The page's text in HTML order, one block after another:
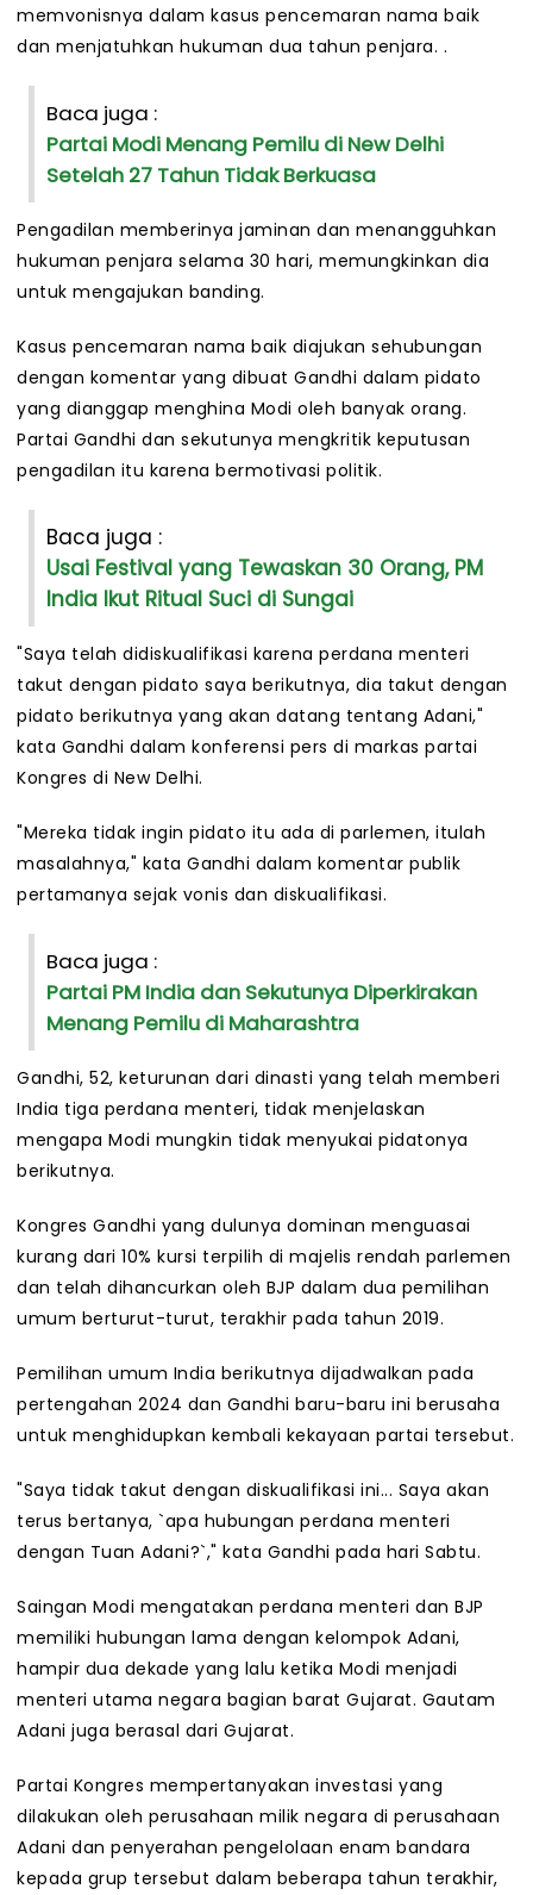
memvonisnya dalam kasus pencemaran nama baik
dan menjatuhkan hukuman dua tahun penjara. .
Baca juga :
Partai Modi Menang Pemilu di New Delhi
Setelah 27 Tahun Tidak Berkuasa
Pengadilan memberinya jaminan dan menangguhkan
hukuman penjara selama 30 hari, memungkinkan dia
untuk mengajukan banding.
Kasus pencemaran nama baik diajukan sehubungan
dengan komentar yang dibuat Gandhi dalam pidato
yang dianggap menghina Modi oleh banyak orang.
Partai Gandhi dan sekutunya mengkritik keputusan
pengadilan itu karena bermotivasi politik.
Baca juga :
Usai Festival yang Tewaskan 30 Orang, PM
India Ikut Ritual Suci di Sungai
"Saya telah didiskualifikasi karena perdana menteri
takut dengan pidato saya berikutnya, dia takut dengan
pidato berikutnya yang akan datang tentang Adani,"
kata Gandhi dalam konferensi pers di markas partai
Kongres di New Delhi.
"Mereka tidak ingin pidato itu ada di parlemen, itulah
masalahnya," kata Gandhi dalam komentar publik
pertamanya sejak vonis dan diskualifikasi.
Baca juga :
Partai PM India dan Sekutunya Diperkirakan
Menang Pemilu di Maharashtra
Gandhi, 52, keturunan dari dinasti yang telah memberi
India tiga perdana menteri, tidak menjelaskan
mengapa Modi mungkin tidak menyukai pidatonya
berikutnya.
Kongres Gandhi yang dulunya dominan menguasai
kurang dari 10% kursi terpilih di majelis rendah parlemen
dan telah dihancurkan oleh BJP dalam dua pemilihan
umum berturut-turut, terakhir pada tahun 2019.
Pemilihan umum India berikutnya dijadwalkan pada
pertengahan 2024 dan Gandhi baru-baru ini berusaha
untuk menghidupkan kembali kekayaan partai tersebut.
"Saya tidak takut dengan diskualifikasi ini... Saya akan
terus bertanya, `apa hubungan perdana menteri
dengan Tuan Adani?`," kata Gandhi pada hari Sabtu.
Saingan Modi mengatakan perdana menteri dan BJP
memiliki hubungan lama dengan kelompok Adani,
hampir dua dekade yang lalu ketika Modi menjadi
menteri utama negara bagian barat Gujarat. Gautam
Adani juga berasal dari Gujarat.
Partai Kongres mempertanyakan investasi yang
dilakukan oleh perusahaan milik negara di perusahaan
Adani dan penyerahan pengelolaan enam bandara
kepada grup tersebut dalam beberapa tahun terakhir,